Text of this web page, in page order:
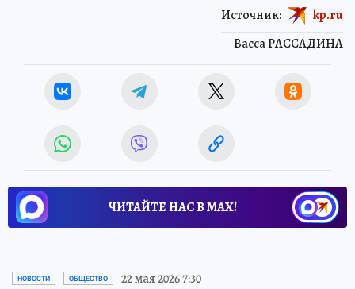
Васса РАССАДИНА
Источник: kp.ru
ЧИТАЙТЕ НАС В МАХ!
НОВОСТИ ОБЩЕСТВО 22 мая 2026 7:30